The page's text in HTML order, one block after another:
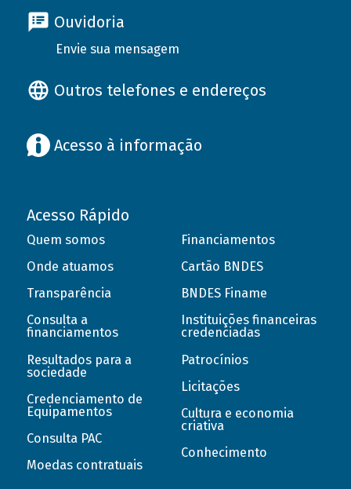
Ouvidoria
Envie sua mensagem
Outros telefones e endereços
Acesso à informação
Acesso Rápido
Quem somos
Onde atuamos
Transparência
Consulta a
financiamentos
Resultados para a
sociedade
Credenciamento de
Equipamentos
Consulta PAC
Moedas contratuais
Financiamentos
Cartão BNDES
BNDES Finame
Instituições financeiras
credenciadas
Patrocínios
Licitações
Cultura e economia
criativa
Conhecimento